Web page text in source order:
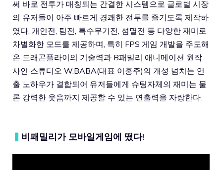
써 바로 전투가 매칭되는 간결한 시스템으로 글로벌 시장
의 유저들이 아주 빠르게 경쾌한 전투를 즐기도록 제작하
였다. 개인전, 팀전, 특수무기전, 섬멸전 등 다양한 재미로
차별화한 모드를 제공하며, 특히 FPS 게임 개발을 주도해
온 드래곤플라이의 기술력과 B패밀리 애니메이션 원작
사인 스튜디오 W.BABA(대표 이홍주)의 개성 넘치는 연
출 노하우가 결합되어 유저들에게 슈팅자체의 재미는 물
론 강력한 웃음까지 제공할 수 있는 연출력을 자랑한다.
▍ 비패밀리가 모바일게임에 떴다!